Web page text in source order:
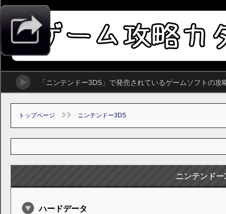
「ニンテンドー3DS」で発売されているゲームソフトの
トップページ ニンテンドー3DS
ニンテンド
ハードデータ